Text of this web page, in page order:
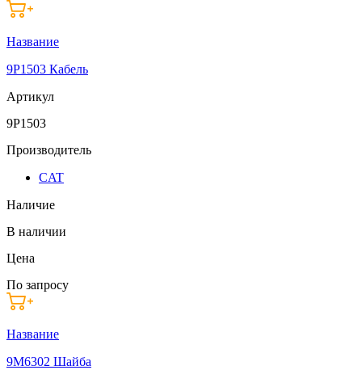
Название
9P1503 Кабель
Артикул
9P1503
Производитель
CAT
Наличие
В наличии
Цена
По запросу
Название
9M6302 Шайба